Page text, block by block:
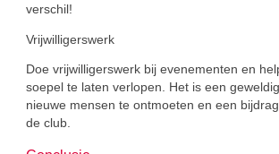
verschil!
Vrijwilligerswerk
Doe vrijwilligerswerk bij evenementen en
soepel te laten verlopen. Het is een
nieuwe mensen te ontmoeten en een
de club.